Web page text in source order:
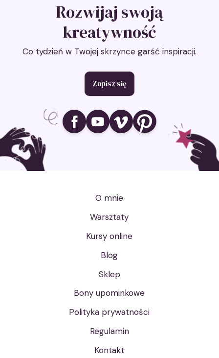
Rozwijaj swoją
kreatywność
Co tydzień w Twojej skrzynce garść inspiracji.
Zapisz się
Ikona social media
Ikona social media
Ikona social media
Ikona social media
O mnie
Warsztaty
Kursy online
Blog
Sklep
Bony upominkowe
Polityka prywatności
Regulamin
Kontakt